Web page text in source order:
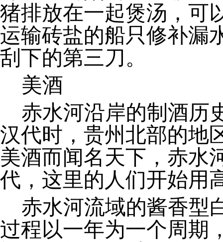
猪排放在一起煲汤，可
运输砖盐的船只修补漏
刮下的第三刀。
美酒
赤水河沿岸的制酒历
汉代时，贵州北部的地
美酒而闻名天下，赤水
代，这里的人们开始用
赤水河流域的酱香型
过程以一年为一个周期